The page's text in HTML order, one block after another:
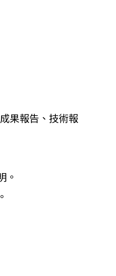
果報告、技術報
。